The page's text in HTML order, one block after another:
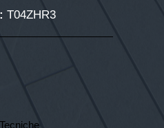
T04ZHR3